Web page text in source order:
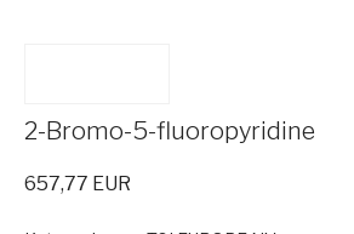
2-Bromo-5-fluoropyridine
657,77 EUR